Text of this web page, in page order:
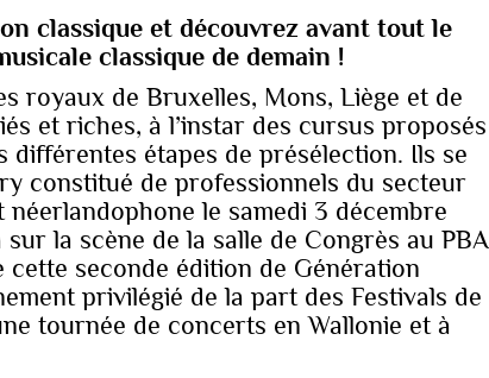
classique et découvrez avant tout le
classique de demain !
royaux de Bruxelles, Mons, Liège et de
et riches, à l’instar des cursus proposés
différentes étapes de présélection. Ils se
constitué de professionnels du secteur
le samedi 3 décembre
la scène de la salle de Congrès au PBA
seconde édition de Génération
privilégié de la part des Festivals de
tournée de concerts en Wallonie et à